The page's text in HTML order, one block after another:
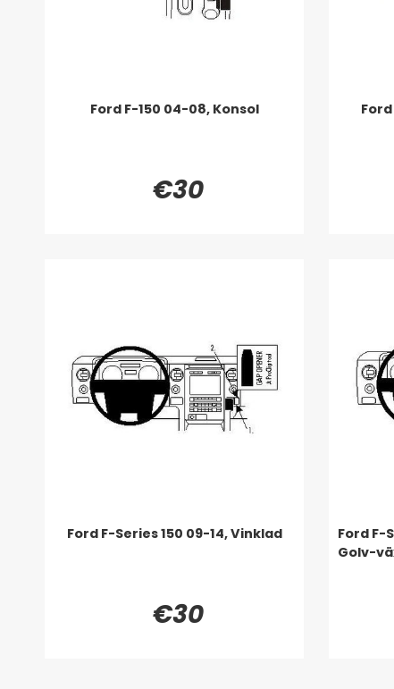
Ford F-150 04-08, Konsol
€30
Ford F-Series 150 09-14, Vinklad
€30
Ford F-
Golv-